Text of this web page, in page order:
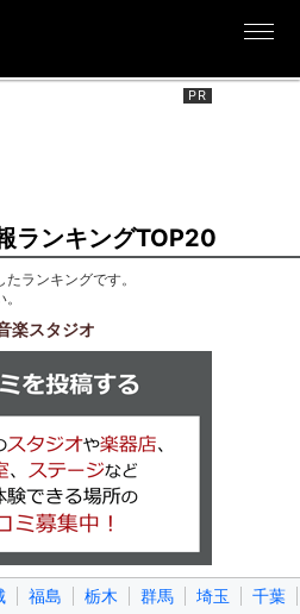
ランキングTOP20
ランキングです。
楽スタジオ
福島 栃木 群馬 埼玉
千葉